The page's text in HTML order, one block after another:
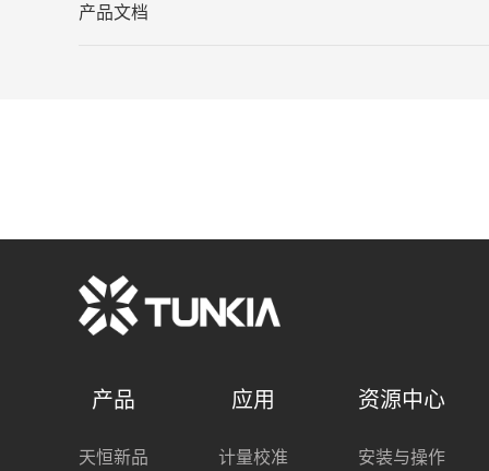
产品文档
产品
天恒新品
应用
计量校准
资源中心
安装与操作